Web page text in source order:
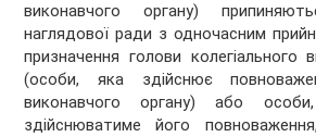
виконавчого органу)
наглядової ради з одночасним
призначення голови колегіального
(особи, яка здійснює
виконавчого органу) або
здійснюватиме його